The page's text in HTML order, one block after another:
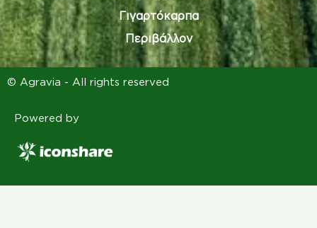
Γιγαρτόκαρπα
Περιβάλλον
© Agravia - All rights reserved
Powered by